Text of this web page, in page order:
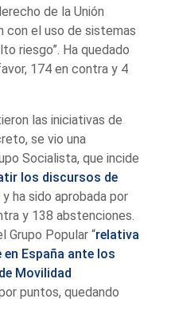
de la Unión
con el uso de sistemas
riesgo”. Ha quedado
174 en contra y 4
las iniciativas de
se vio una
Socialista, que incide
los discursos de
y ha sido aprobada por
y 138 abstenciones.
Grupo Popular “relativa
España ante los
Movilidad
puntos, quedando